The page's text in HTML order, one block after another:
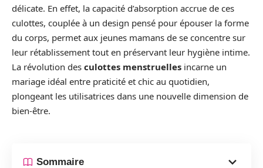
délicate. En effet, la capacité d’absorption accrue de ces
culottes, couplée à un design pensé pour épouser la forme
du corps, permet aux jeunes mamans de se concentre sur
leur rétablissement tout en préservant leur hygiène intime.
La révolution des culottes menstruelles incarne un
mariage idéal entre praticité et chic au quotidien,
plongeant les utilisatrices dans une nouvelle dimension de
bien-être.
Sommaire